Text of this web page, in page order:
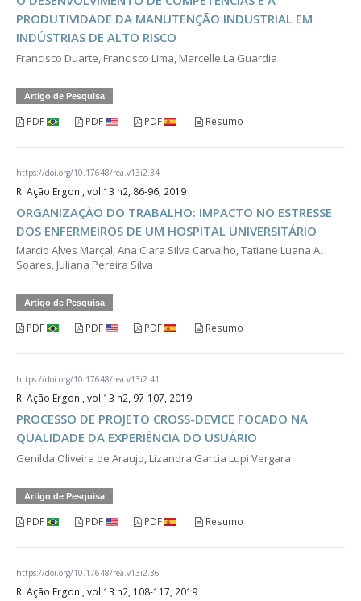
PRODUTIVIDADE DA MANUTENÇÃO INDUSTRIAL EM
INDÚSTRIAS DE ALTO RISCO
Francisco Duarte, Francisco Lima, Marcelle La Guardia
Artigo de Pesquisa
PDF PDF PDF Resumo
https://doi.org/10.17648/rea.v13i2.34
R. Ação Ergon., vol.13 n2, 86-96, 2019
ORGANIZAÇÃO DO TRABALHO: IMPACTO NO ESTRESSE
DOS ENFERMEIROS DE UM HOSPITAL UNIVERSITÁRIO
Marcio Alves Marçal, Ana Clara Silva Carvalho, Tatiane Luana A.
Soares, Juliana Pereira Silva
Artigo de Pesquisa
PDF PDF PDF Resumo
https://doi.org/10.17648/rea.v13i2.41
R. Ação Ergon., vol.13 n2, 97-107, 2019
PROCESSO DE PROJETO CROSS-DEVICE FOCADO NA
QUALIDADE DA EXPERIÊNCIA DO USUÁRIO
Genilda Oliveira de Araujo, Lizandra Garcia Lupi Vergara
Artigo de Pesquisa
PDF PDF PDF Resumo
https://doi.org/10.17648/rea.v13i2.36
R. Ação Ergon., vol.13 n2, 108-117, 2019